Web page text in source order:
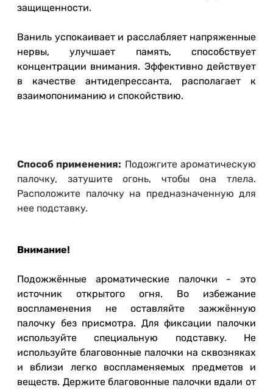
защищенности.
Ваниль успокаивает и расслабляет напряженные
нервы, улучшает память, способствует
концентрации внимания. Эффективно действует
в качестве антидепрессанта, располагает к
взаимопониманию и спокойствию.
Способ применения: Подожгите ароматическую
палочку, затушите огонь, чтобы она тлела.
Расположите палочку на предназначенную для
нее подставку.
Внимание!
Подожжённые ароматические палочки - это
источник открытого огня. Во избежание
воспламенения не оставляйте зажжённую
палочку без присмотра. Для фиксации палочки
используйте специальную подставку. Не
используйте благовонные палочки на сквозняках
и вблизи легко воспламеняемых предметов и
веществ. Держите благовонные палочки вдали от